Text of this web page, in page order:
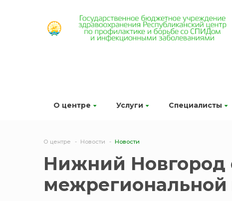
О центре Услуги Специалисты
О центре Новости Новости
Нижний Новгород